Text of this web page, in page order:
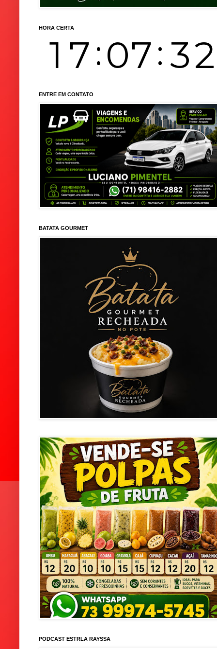
HORA CERTA
ENTRE EM CONTATO
BATATA GOURMET
PODCAST ESTRLA RAYSSA